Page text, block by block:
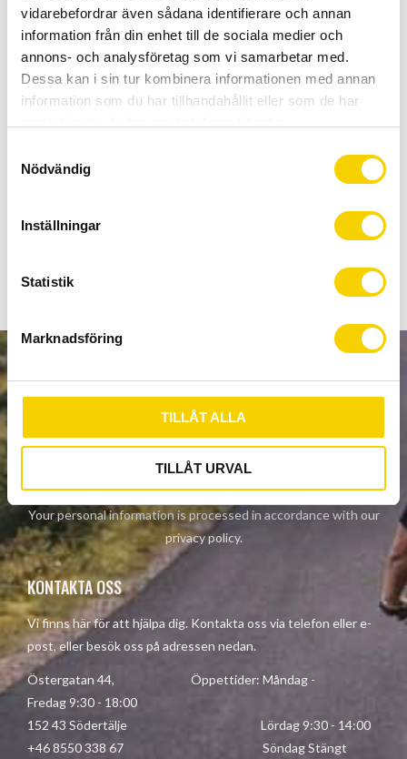
vidarebefordrar även sådana identifierare och annan
information från din enhet till de sociala medier och
annons- och analysföretag som vi samarbetar med.
Dessa kan i sin tur kombinera informationen med annan
information som du har tillhandahållit eller som de har
v
l
Nödvändig
Inställningar
Statistik
Marknadsföring
TILLÅT ALLA
TILLÅT URVAL
Stock status
To order
Article SKU
IRDR8050GS
med en SHIMANO SHADOW RD-design och har ett snyggt
utseende och optimerad växelprestanda.
RD-8050 DI2-versionerna har den digitala precisionen från
SHIMANO:s elektroniska och synkroniserad växling.
NEWSLETTER
SUBSCRIBE
Your personal information is processed in accordance with our
privacy policy.
KONTAKTA OSS
Vi finns här för att hjälpa dig. Kontakta oss via telefon eller e-
post, eller besök oss på adressen nedan.
Östergatan 44, Öppettider: Måndag -
Fredag 9:30 - 18:00
152 43 Södertälje Lördag 9:30 - 14:00
+46 8550 338 67 Söndag Stängt